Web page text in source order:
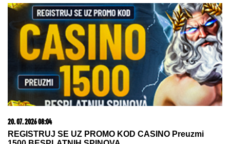
SIN BRUTALNO TUKAO MAJKU DO SMRTI!
Strašni
detalji jezivog zločina na Novom Beogradu: Nakon